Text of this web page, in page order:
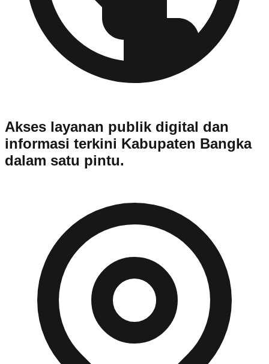
Akses layanan publik digital dan
informasi terkini Kabupaten Bangka
dalam satu pintu.